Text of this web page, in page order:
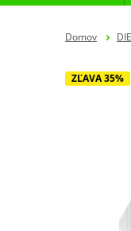
Domov
ZĽAVA 35%